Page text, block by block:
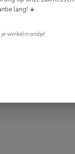
lang! ☀️
winkelmandje!